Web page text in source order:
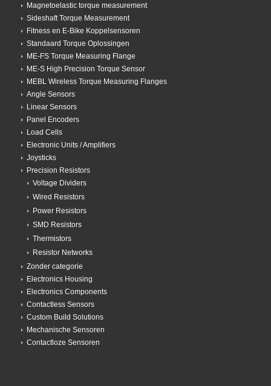
Magnetoelastic torque measurement
Sideshaft Torque Measurement
Fitness en E-Bike Koppelsensoren
Standaard Torque Oplossingen
ME-FS Torque Measuring Flange
ME-S High Precision Torque Sensor
MEBL Wireless Torque Measuring Flanges
Angle Sensors
Linear Sensors
Panel Encoders
Load Cells
Electronic Units / Amplifiers
Joysticks
Precision Resistors
Voltage Dividers
Wired Resistors
Power Resistors
SMD Resistors
Thermistors
Resistor Networks
Zonder categorie
Electronics Housing
Electronics Components
Contactless Sensors
Custom Build Solutions
Mechanische Sensoren
Contactloze Sensoren